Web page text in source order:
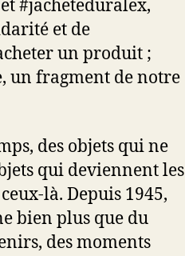
#jacheteduralex,
et de
un produit ;
un fragment de notre
des objets qui ne
qui deviennent les
là. Depuis 1945,
bien plus que du
des moments